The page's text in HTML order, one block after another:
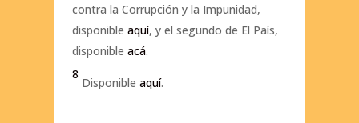
contra la Corrupción y la Impunidad,
disponible aquí, y el segundo de El País,
disponible acá.
8
Disponible aquí.